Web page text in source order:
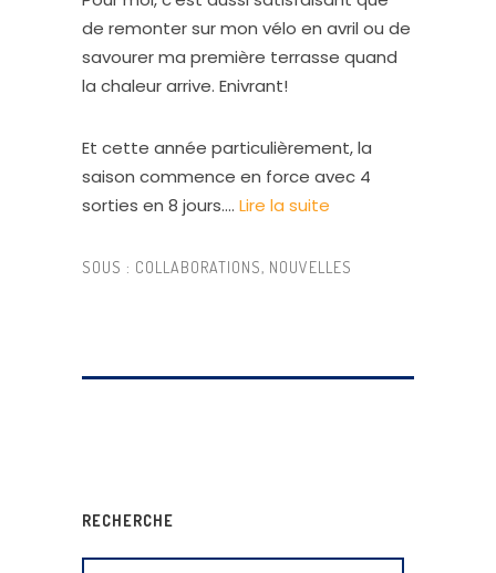
de remonter sur mon vélo en avril ou de
savourer ma première terrasse quand
la chaleur arrive. Enivrant!
Et cette année particulièrement, la
saison commence en force avec 4
sorties en 8 jours.… Lire la suite
SOUS : COLLABORATIONS, NOUVELLES
RECHERCHE